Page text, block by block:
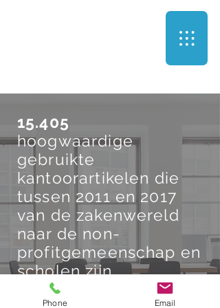
15.405
hoogwaardige
gebruikte
kantoorartikelen die
tussen 2011 en 2017
van de zakenwereld
naar de non-
profitgemeenschap en
scholen zijn
overgebracht.
Phone Email